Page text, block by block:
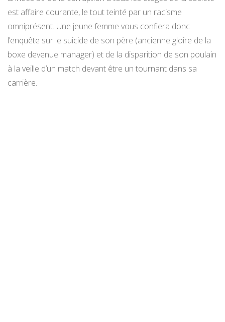
est affaire courante, le tout teinté par un racisme
omniprésent. Une jeune femme vous confiera donc
l’enquête sur le suicide de son père (ancienne gloire de la
boxe devenue manager) et de la disparition de son poulain
à la veille d’un match devant être un tournant dans sa
carrière.